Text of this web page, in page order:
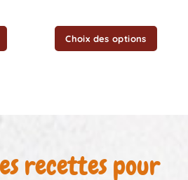
Choix des options
recettes pour